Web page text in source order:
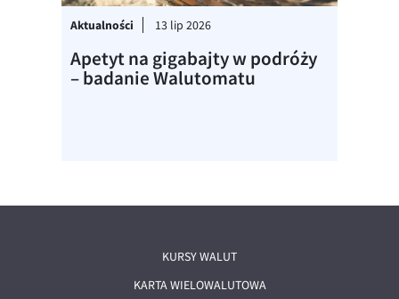
Aktualności 13 lip 2026
Apetyt na gigabajty w podróży
– badanie Walutomatu
KURSY WALUT
KARTA WIELOWALUTOWA